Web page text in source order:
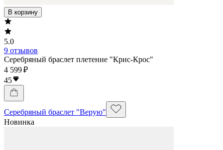
В корзину
5.0
9 отзывов
Серебряный браслет плетение "Крис-Крос"
4 599 ₽
45
Серебряный браслет "Верую"
Новинка